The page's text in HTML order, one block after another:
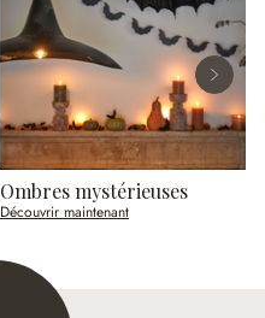
Ombres mystérieuses
Découvrir maintenant